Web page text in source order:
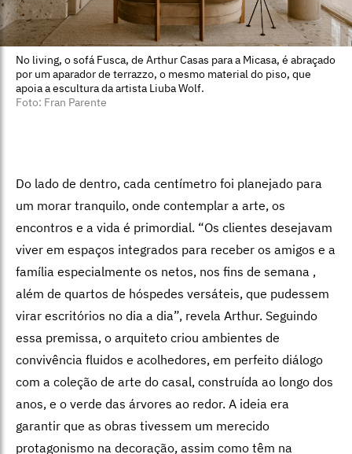
No living, o sofá Fusca, de Arthur Casas para a Micasa, é abraçado
por um aparador de terrazzo, o mesmo material do piso, que
apoia a escultura da artista Liuba Wolf.
Foto: Fran Parente
Do lado de dentro, cada centímetro foi planejado para
um morar tranquilo, onde contemplar a arte, os
encontros e a vida é primordial. “Os clientes desejavam
vi­ver em espaços integrados para receber os amigos e a
família especialmente os ne­tos, nos fins de semana ,
além de quartos de hóspedes versáteis, que pudessem
virar escritórios no dia a dia”, revela Arthur. Seguindo
essa premissa, o arquiteto criou ambientes de
convivência fluidos e acolhe­dores, em perfeito diálogo
com a coleção de arte do casal, construída ao longo dos
anos, e o verde das árvores ao redor. A ideia era
garantir que as obras tivessem um merecido
protagonismo na decoração, as­sim como têm na